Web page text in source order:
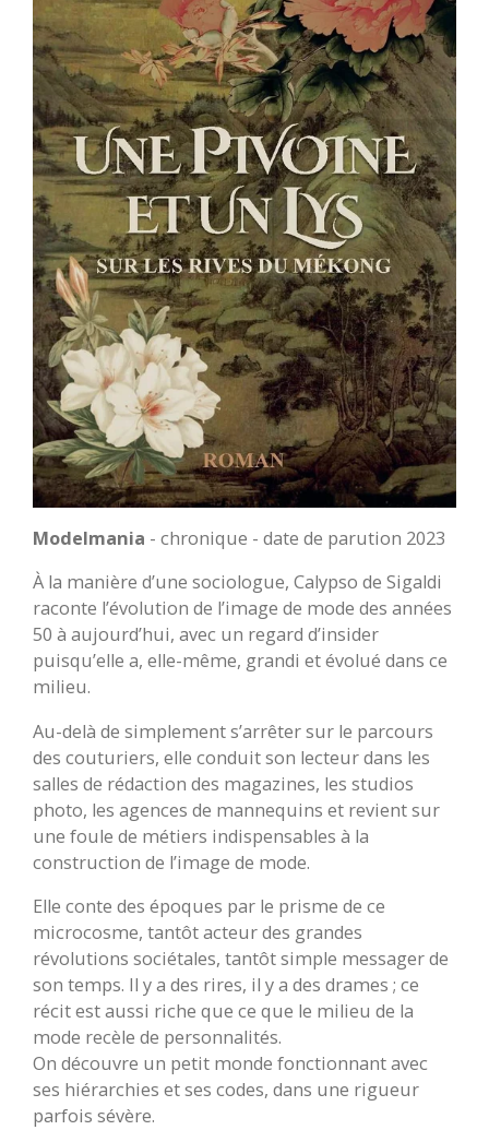
Modelmania - chronique - date de parution 2023
À la manière d’une sociologue, Calypso de Sigaldi
raconte l’évolution de l’image de mode des années
50 à aujourd’hui, avec un regard d’insider
puisqu’elle a, elle-même, grandi et évolué dans ce
milieu.
Au-delà de simplement s’arrêter sur le parcours
des couturiers, elle conduit son lecteur dans les
salles de rédaction des magazines, les studios
photo, les agences de mannequins et revient sur
une foule de métiers indispensables à la
construction de l’image de mode.
Elle conte des époques par le prisme de ce
microcosme, tantôt acteur des grandes
révolutions sociétales, tantôt simple messager de
son temps. Il y a des rires, il y a des drames ; ce
récit est aussi riche que ce que le milieu de la
mode recèle de personnalités.
On découvre un petit monde fonctionnant avec
ses hiérarchies et ses codes, dans une rigueur
parfois sévère.